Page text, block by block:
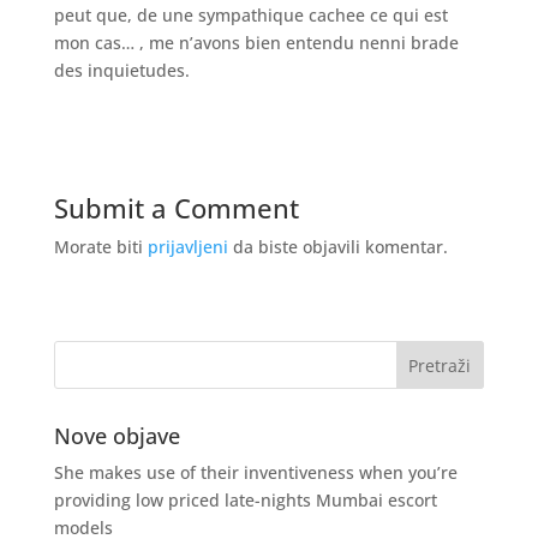
peut que, de une sympathique cachee ce qui est
mon cas… , me n’avons bien entendu nenni brade
des inquietudes.
Submit a Comment
Morate biti prijavljeni da biste objavili komentar.
Nove objave
She makes use of their inventiveness when you’re
providing low priced late-nights Mumbai escort
models